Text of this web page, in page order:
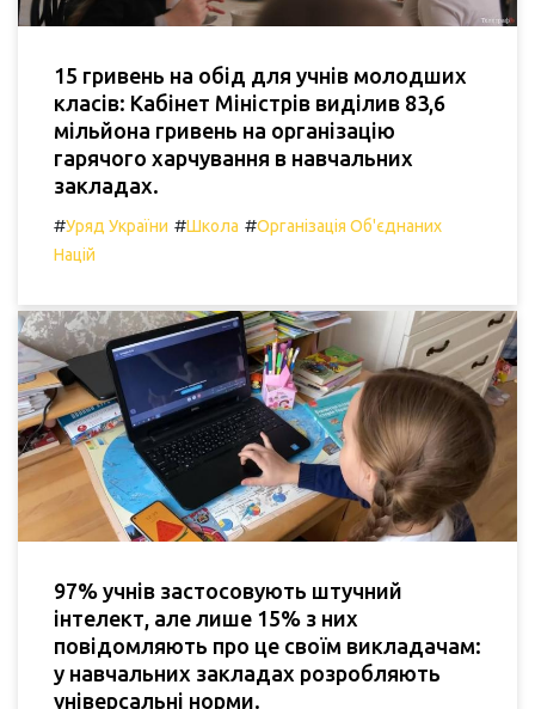
15 гривень на обід для учнів молодших
класів: Кабінет Міністрів виділив 83,6
мільйона гривень на організацію
гарячого харчування в навчальних
закладах.
#Уряд України #Школа #Організація Об'єднаних
Націй
97% учнів застосовують штучний
інтелект, але лише 15% з них
повідомляють про це своїм викладачам:
у навчальних закладах розробляють
універсальні норми.